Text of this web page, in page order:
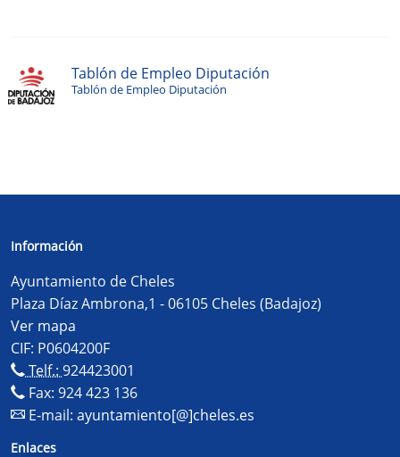
Tablón de Empleo Diputación
Tablón de Empleo Diputación
Información
Ayuntamiento de Cheles
Plaza Díaz Ambrona,1 - 06105 Cheles (Badajoz)
Ver mapa
CIF: P0604200F
Telf.: 924423001
Fax: 924 423 136
E-mail: ayuntamiento[@]cheles.es
Enlaces